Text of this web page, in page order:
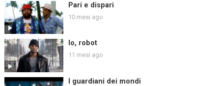
Pari e dispari
10 mesi ago
Io, robot
11 mesi ago
I guardiani dei mondi